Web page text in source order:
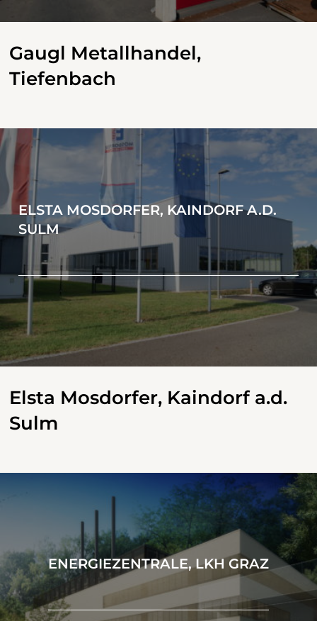
Gaugl Metallhandel,
Tiefenbach
ELSTA MOSDORFER, KAINDORF A.D.
SULM
Elsta Mosdorfer, Kaindorf a.d.
Sulm
ENERGIEZENTRALE, LKH GRAZ